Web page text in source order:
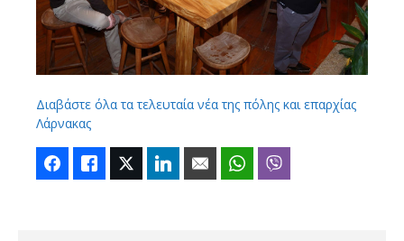
Διαβάστε όλα τα τελευταία νέα της πόλης και επαρχίας
Λάρνακας
FacebookLike Twitter LinkedIn Email WhatsApp